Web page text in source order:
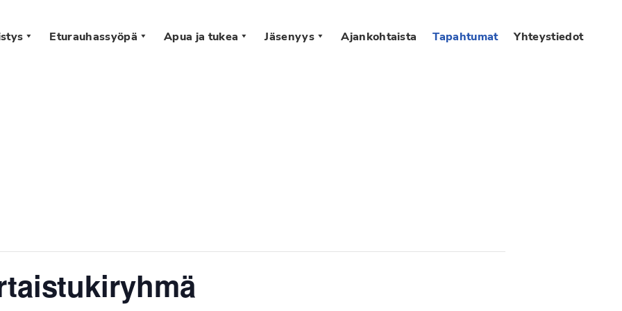
Eturauhassyöpä Apua ja tukea Jäsenyys Ajankohtaista Tapahtumat Yhteystiedot